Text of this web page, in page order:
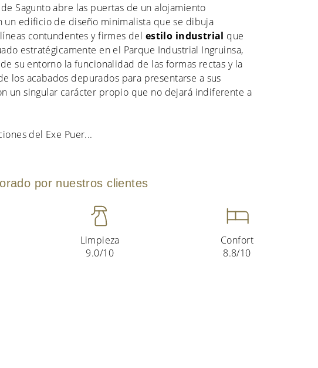
Sagunto abre las puertas de un alojamiento
un edificio de diseño minimalista que se dibuja
contundentes y firmes del estilo industrial que
estratégicamente en el Parque Industrial Ingruinsa,
su entorno la funcionalidad de las formas rectas y la
los acabados depurados para presentarse a sus
un singular carácter propio que no dejará indiferente a
del Exe Puer...
por nuestros clientes
Limpieza
9.0/10
Confort
8.8/10